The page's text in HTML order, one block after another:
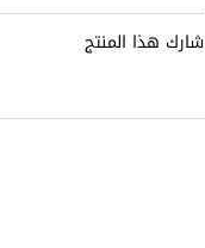
شارك هذا المنتج